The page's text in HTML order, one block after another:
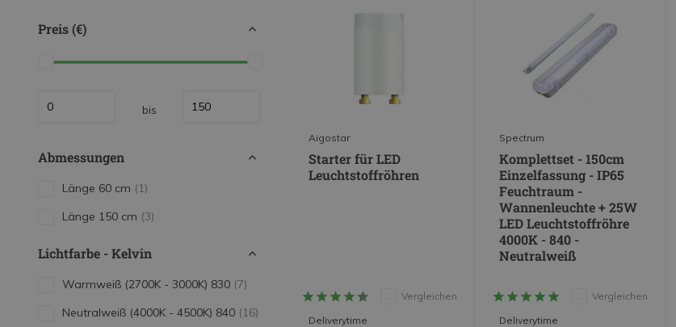
Preis (€)
bis
Abmessungen
Länge 60 cm (1)
Länge 150 cm (3)
Lichtfarbe - Kelvin
Warmweiß (2700K - 3000K) 830 (7)
Neutralweiß (4000K - 4500K) 840 (16)
Aigostar
Starter für LED
Leuchtstoffröhren
Vergleichen
Deliverytime
Spectrum
Komplettset - 150cm
Einzelfassung - IP65
Feuchtraum -
Wannenleuchte + 25W
LED Leuchtstoffröhre
4000K - 840 -
Neutralweiß
Vergleichen
Deliverytime